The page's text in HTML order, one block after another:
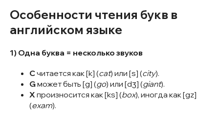
Особенности чтения букв в
английском языке
1) Одна буква = несколько звуков
Cчитается как [k] (cat) или [s] (city).
Gможет быть [g] (go) или [dʒ] (giant).
X произносится как [ks] (box), иногда как [gz]
(exam).